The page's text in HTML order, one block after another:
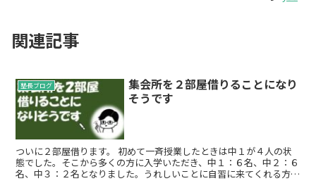
関連記事
塾長ブログ
集会所を２部屋借りることになり
そうです
ついに２部屋借ります。 初めて一斉授業したときは中１が４人の状
態でした。そこから多くの方に入学いただき、中１：６名、中２：６
名、中３：２名となりました。うれしいことに自習に来てくれる方も